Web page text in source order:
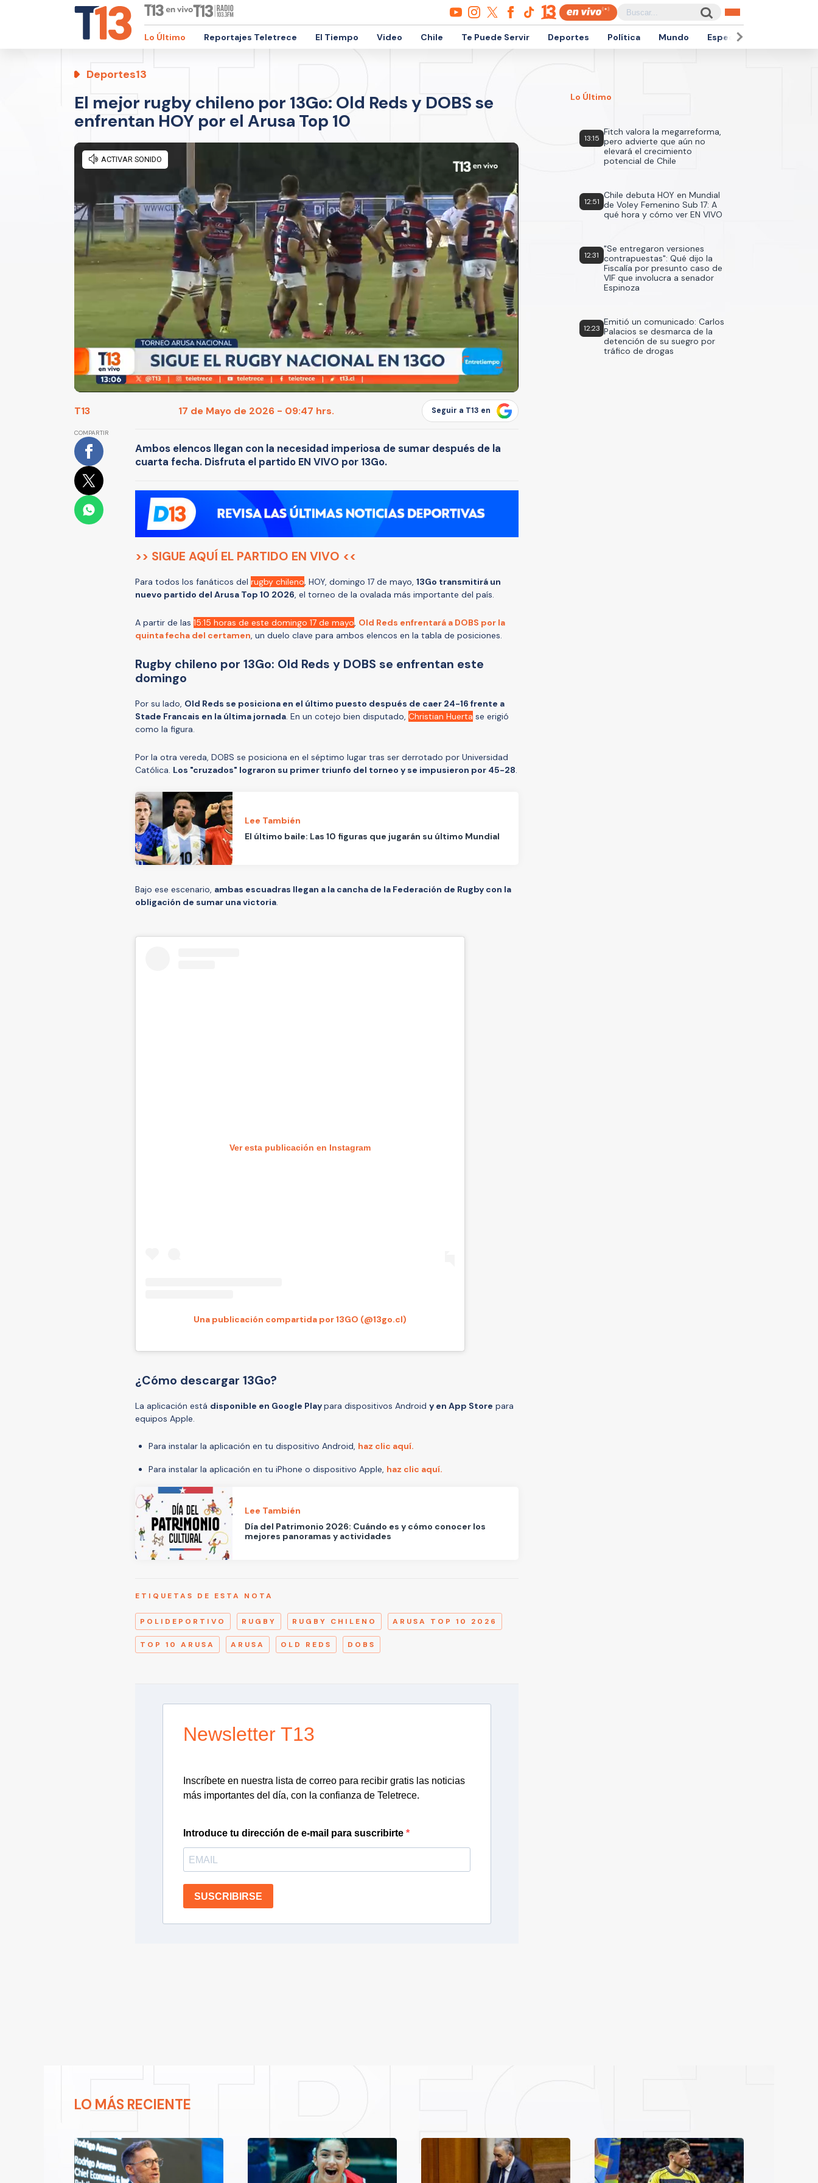
Lo Último Reportajes Teletrece El Tiempo Video Chile Te Puede Servir Deportes Política Mundo Espectáculos
Deportes13
El mejor rugby chileno por 13Go: Old Reds y DOBS se
enfrentan HOY por el Arusa Top 10
T13 17 de Mayo de 2026 - 09:47 hrs. Seguir a T13 en
COMPARTIR
Ambos elencos llegan con la necesidad imperiosa de sumar después de la
cuarta fecha. Disfruta el partido EN VIVO por 13Go.
>> SIGUE AQUÍ EL PARTIDO EN VIVO <<
Para todos los fanáticos del rugby chileno, HOY, domingo 17 de mayo, 13Go transmitirá un
nuevo partido del Arusa Top 10 2026, el torneo de la ovalada más importante del país.
A partir de las 15:15 horas de este domingo 17 de mayo, Old Reds enfrentará a DOBS por la
quinta fecha del certamen, un duelo clave para ambos elencos en la tabla de posiciones.
Rugby chileno por 13Go: Old Reds y DOBS se enfrentan este
domingo
Por su lado, Old Reds se posiciona en el último puesto después de caer 24-16 frente a
Stade Francais en la última jornada. En un cotejo bien disputado, Christian Huerta se erigió
como la figura.
Por la otra vereda, DOBS se posiciona en el séptimo lugar tras ser derrotado por Universidad
Católica. Los "cruzados" lograron su primer triunfo del torneo y se impusieron por 45-28.
Lee También
El último baile: Las 10 figuras que jugarán su último Mundial
Bajo ese escenario, ambas escuadras llegan a la cancha de la Federación de Rugby con la
obligación de sumar una victoria.
Ver esta publicación en Instagram
Una publicación compartida por 13GO (@13go.cl)
¿Cómo descargar 13Go?
La aplicación está disponible en Google Playpara dispositivos Android y en App Store para
equipos Apple.
Para instalar la aplicación en tu dispositivo Android, haz clic aquí.
Para instalar la aplicación en tu iPhone o dispositivo Apple, haz clic aquí.
Lee También
Día del Patrimonio 2026: Cuándo es y cómo conocer los
mejores panoramas y actividades
ETIQUETAS DE ESTA NOTA
POLIDEPORTIVO RUGBY RUGBY CHILENO ARUSA TOP 10 2026
TOP 10 ARUSA ARUSA OLD REDS DOBS
Newsletter T13
Inscríbete en nuestra lista de correo para recibir gratis las noticias
más importantes del día, con la confianza de Teletrece.
Introduce tu dirección de e-mail para suscribirte
SUSCRIBIRSE
Lo Último
13:15
Fitch valora la megarreforma,
pero advierte que aún no
elevará el crecimiento
potencial de Chile
12:51
Chile debuta HOY en Mundial
de Voley Femenino Sub 17: A
qué hora y cómo ver EN VIVO
12:31
"Se entregaron versiones
contrapuestas": Qué dijo la
Fiscalía por presunto caso de
VIF que involucra a senador
Espinoza
12:23
Emitió un comunicado: Carlos
Palacios se desmarca de la
detención de su suegro por
tráfico de drogas
LO MÁS RECIENTE